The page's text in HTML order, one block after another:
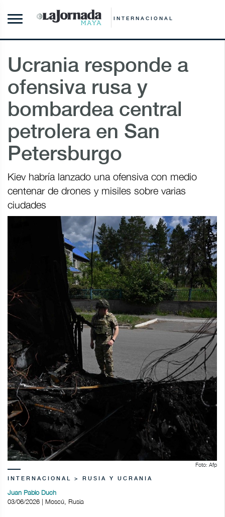
INTERNACIONAL
Ucrania responde a
ofensiva rusa y
bombardea central
petrolera en San
Petersburgo
Kiev habría lanzado una ofensiva con medio
centenar de drones y misiles sobre varias
ciudades
Foto: Afp
INTERNACIONAL > RUSIA Y UCRANIA
Juan Pablo Duch
03/06/2026 | Moscú, Rusia